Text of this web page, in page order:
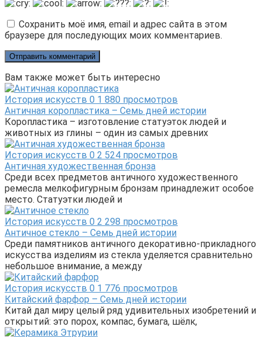
Сохранить моё имя, email и адрес сайта в этом
браузере для последующих моих комментариев.
Вам также может быть интересно
История искусств 0 1 880 просмотров
Античная коропластика – Семь дней истории
Коропластика – изготовление статуэток людей и
животных из глины – один из самых древних
История искусств 0 2 524 просмотров
Античная художественная бронза
Среди всех предметов античного художественного
ремесла мелкофигурным бронзам принадлежит особое
место. Статуэтки людей и
История искусств 0 2 298 просмотров
Античное стекло – Семь дней истории
Среди памятников античного декоративно-прикладного
искусства изделиям из стекла уделяется сравнительно
небольшое внимание, а между
История искусств 0 1 776 просмотров
Китайский фарфор – Семь дней истории
Китай дал миру целый ряд удивительных изобретений и
открытий: это порох, компас, бумага, шёлк,